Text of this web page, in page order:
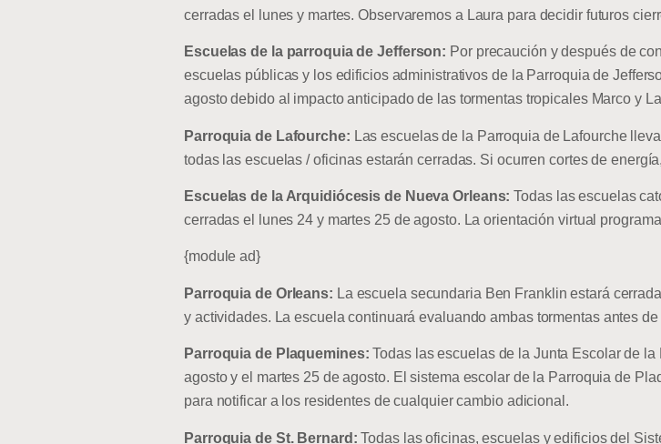
cerradas el lunes y martes. Observaremos a Laura para decidir futuros
Escuelas de la parroquia de Jefferson: Por precaución y después de
escuelas públicas y los edificios administrativos de la Parroquia de
agosto debido al impacto anticipado de las tormentas tropicales Marco y
Parroquia de Lafourche: Las escuelas de la Parroquia de Lafourche
todas las escuelas / oficinas estarán cerradas. Si ocurren cortes de
Escuelas de la Arquidiócesis de Nueva Orleans: Todas las escuelas
cerradas el lunes 24 y martes 25 de agosto. La orientación virtual
{module ad}
Parroquia de Orleans: La escuela secundaria Ben Franklin estará
y actividades. La escuela continuará evaluando ambas tormentas antes
Parroquia de Plaquemines: Todas las escuelas de la Junta Escolar de
agosto y el martes 25 de agosto. El sistema escolar de la Parroquia de
para notificar a los residentes de cualquier cambio adicional.
Parroquia de St. Bernard:Todas las oficinas, escuelas y edificios del